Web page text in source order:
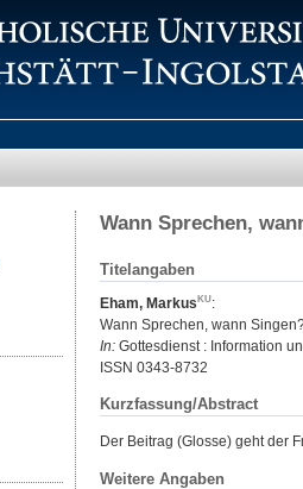
Wann Sprechen,
Titelangaben
Eham, Markus
:
Wann Sprechen, wann
In: Gottesdienst : Information
ISSN 0343-8732
Kurzfassung/Abstract
Der Beitrag (Glosse) geht der
Weitere Angaben